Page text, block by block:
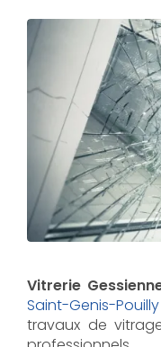
Vitrerie
Saint-Genis-Pouilly
travaux de